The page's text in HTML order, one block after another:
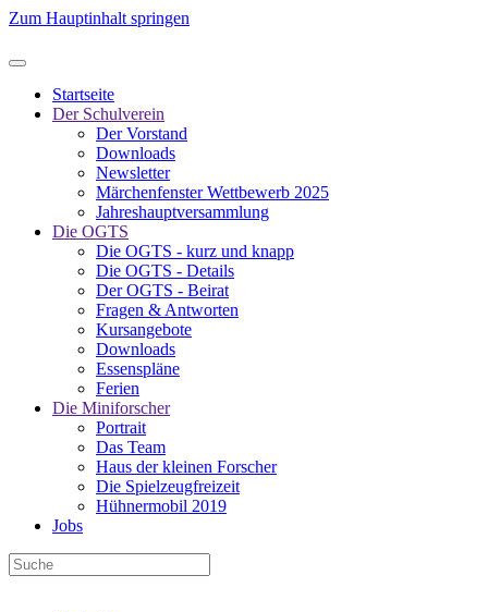
Zum Hauptinhalt springen
Startseite
Der Schulverein
Der Vorstand
Downloads
Newsletter
Märchenfenster Wettbewerb 2025
Jahreshauptversammlung
Die OGTS
Die OGTS - kurz und knapp
Die OGTS - Details
Der OGTS - Beirat
Fragen & Antworten
Kursangebote
Downloads
Essenspläne
Ferien
Die Miniforscher
Portrait
Das Team
Haus der kleinen Forscher
Die Spielzeugfreizeit
Hühnermobil 2019
Jobs